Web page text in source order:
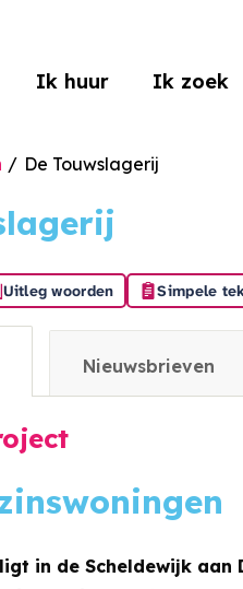
Ik huur Ik zoek
De Touwslagerij
Uitleg woorden Simpele
Nieuwsbrieven
in de Scheldewijk